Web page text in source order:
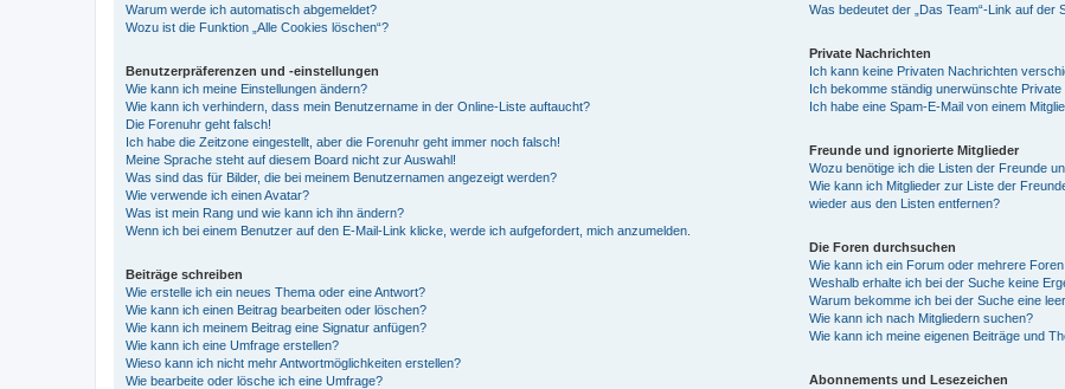
Warum werde ich automatisch abgemeldet?
Wozu ist die Funktion „Alle Cookies löschen“?
Benutzerpräferenzen und -einstellungen
Wie kann ich meine Einstellungen ändern?
Wie kann ich verhindern, dass mein Benutzername in der Online-Liste auftaucht?
Die Forenuhr geht falsch!
Ich habe die Zeitzone eingestellt, aber die Forenuhr geht immer noch falsch!
Meine Sprache steht auf diesem Board nicht zur Auswahl!
Was sind das für Bilder, die bei meinem Benutzernamen angezeigt werden?
Wie verwende ich einen Avatar?
Was ist mein Rang und wie kann ich ihn ändern?
Wenn ich bei einem Benutzer auf den E-Mail-Link klicke, werde ich aufgefordert, mich anzumelden.
Beiträge schreiben
Wie erstelle ich ein neues Thema oder eine Antwort?
Wie kann ich einen Beitrag bearbeiten oder löschen?
Wie kann ich meinem Beitrag eine Signatur anfügen?
Wie kann ich eine Umfrage erstellen?
Wieso kann ich nicht mehr Antwortmöglichkeiten erstellen?
Wie bearbeite oder lösche ich eine Umfrage?
Was bedeutet der „Das Team“-Link auf der
Private Nachrichten
Ich kann keine Privaten Nachrichten
Ich bekomme ständig unerwünschte Private
Ich habe eine Spam-E-Mail von einem
Freunde und ignorierte Mitglieder
Wozu benötige ich die Listen der Freunde
Wie kann ich Mitglieder zur Liste der
wieder aus den Listen entfernen?
Die Foren durchsuchen
Wie kann ich ein Forum oder mehrere
Weshalb erhalte ich bei der Suche keine
Warum bekomme ich bei der Suche eine
Wie kann ich nach Mitgliedern suchen?
Wie kann ich meine eigenen Beiträge und
Abonnements und Lesezeichen